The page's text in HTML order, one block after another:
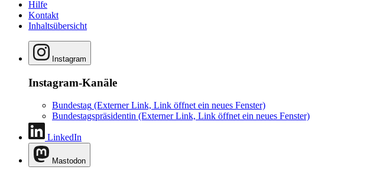
Hilfe
Kontakt
Inhaltsübersicht
Instagram
Instagram-Kanäle
Bundestag (Externer Link, Link öffnet ein neues Fenster)
Bundestagspräsidentin (Externer Link, Link öffnet ein neues Fenster)
LinkedIn
Mastodon